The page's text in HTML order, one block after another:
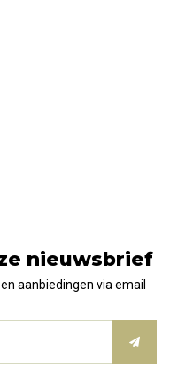
nieuwsbrief
aanbiedingen via email